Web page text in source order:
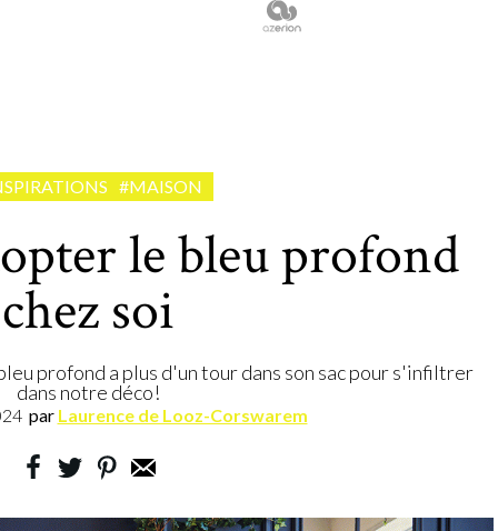
#MAISON
le bleu profond
chez soi
profond a plus d'un tour dans son sac pour s'infiltrer
dans notre déco!
par Laurence de Looz-Corswarem